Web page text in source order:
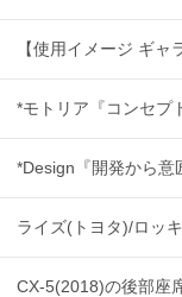
【使用イメージ ギャ
*モトリア『コンセプ
*Design『開発から意
ライズ(トヨタ)/ロッ
CX-5(2018)の後部座